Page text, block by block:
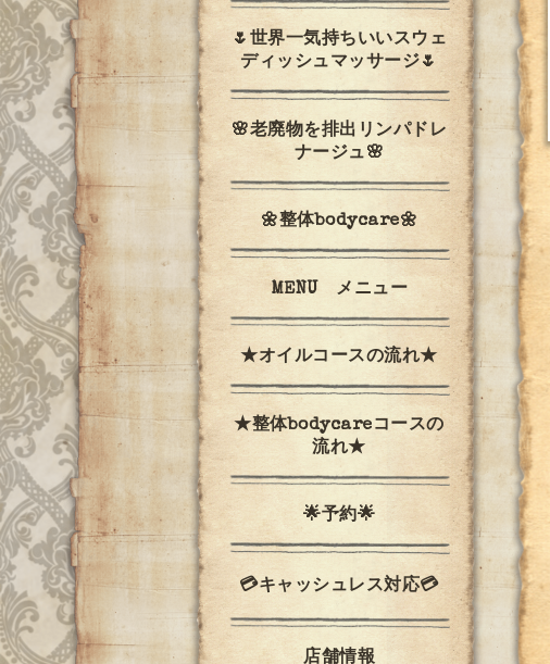
🌷世界一気持ちいいスウェ
ディッシュマッサージ🌷
🌸老廃物を排出リンパドレ
ナージュ🌸
🌼整体bodycare🌼
MENU メニュー
★オイルコースの流れ★
★整体bodycareコースの
流れ★
🌟予約🌟
💳キャッシュレス対応💳
店舗情報